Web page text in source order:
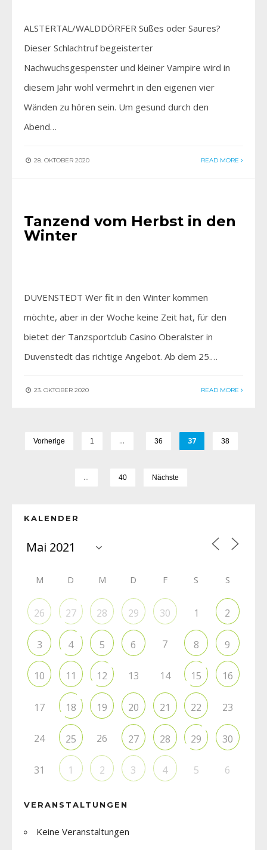
ALSTERTAL/WALDDÖRFER Süßes oder Saures?
Dieser Schlachtruf begeisterter
Nachwuchsgespenster und kleiner Vampire wird in
diesem Jahr wohl vermehrt in den eigenen vier
Wänden zu hören sein. Um gesund durch den
Abend…
28. OKTOBER 2020 READ MORE
Tanzend vom Herbst in den
Winter
DUVENSTEDT Wer fit in den Winter kommen
möchte, aber in der Woche keine Zeit hat, für den
bietet der Tanzsportclub Casino Oberalster in
Duvenstedt das richtige Angebot. Ab dem 25.…
23. OKTOBER 2020 READ MORE
Vorherige 1 … 36 37 38
… 40 Nächste
KALENDER
M D M D F S S
26 27 28 29 30 1 2
3 4 5 6 7 8 9
10 11 12 13 14 15 16
17 18 19 20 21 22 23
24 25 26 27 28 29 30
31 1 2 3 4 5 6
VERANSTALTUNGEN
Keine Veranstaltungen